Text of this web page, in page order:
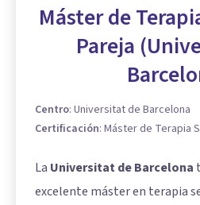
Máster de
Pareja
Centro: Universitat de Barcelona
Certificación: Máster de Terapia
La Universitat de Barcelona
excelente máster en terapia